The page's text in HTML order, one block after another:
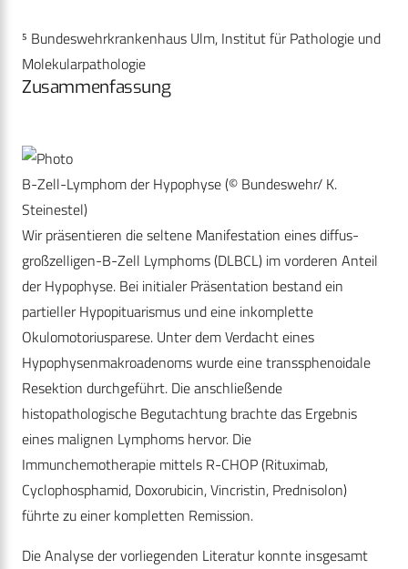
⁵ Bundeswehrkrankenhaus Ulm, Institut für Pathologie und
Molekularpathologie
Zusammenfassung
B-Zell-Lymphom der Hypophyse (© Bundeswehr/ K.
Steinestel)
Wir präsentieren die seltene Manifestation eines diffus-
großzelligen-B-Zell Lymphoms (DLBCL) im vorderen Anteil
der Hypophyse. Bei initialer Präsentation bestand ein
partieller Hypopituarismus und eine inkomplette
Okulomotoriusparese. Unter dem Verdacht eines
Hypophysenmakroadenoms wurde eine transsphenoidale
Resektion durchgeführt. Die anschließende
histopathologische Begutachtung brachte das Ergebnis
eines malignen Lymphoms hervor. Die
Immunchemotherapie mittels R-CHOP (Rituximab,
Cyclophosphamid, Doxorubicin, Vincristin, Prednisolon)
führte zu einer kompletten Remission.
Die Analyse der vorliegenden Literatur konnte insgesamt